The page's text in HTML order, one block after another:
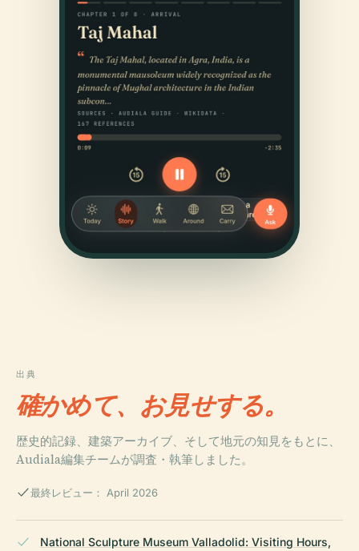
出典
確かめて、お見せする。
歴史的記録、建築アーカイブ、そして地元の知見をもとに、
Audiala編集チームが調査・執筆しました。
最終レビュー： April 2026
National Sculpture Museum Valladolid: Visiting Hours,